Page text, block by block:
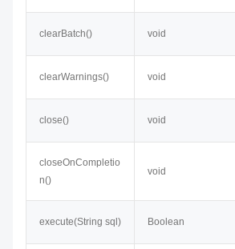
clearBatch() void
clearWarnings() void
close() void
closeOnCompletio
n()
void
execute(String sql) Boolean